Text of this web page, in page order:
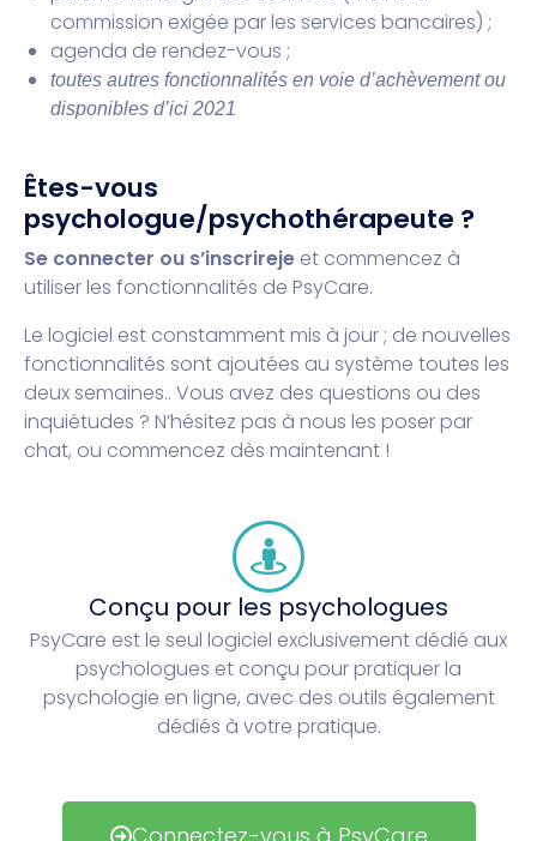
commission exigée par les services bancaires) ;
agenda de rendez-vous ;
toutes autres fonctionnalités en voie d’achèvement ou
disponibles d’ici 2021
Êtes-vous
psychologue/psychothérapeute ?
Se connecter ou s’inscrireje et commencez à
utiliser les fonctionnalités de PsyCare.
Le logiciel est constamment mis à jour ; de nouvelles
fonctionnalités sont ajoutées au système toutes les
deux semaines.. Vous avez des questions ou des
inquiétudes ? N’hésitez pas à nous les poser par
chat, ou commencez dès maintenant !
Conçu pour les psychologues
PsyCare est le seul logiciel exclusivement dédié aux
psychologues et conçu pour pratiquer la
psychologie en ligne, avec des outils également
dédiés à votre pratique.